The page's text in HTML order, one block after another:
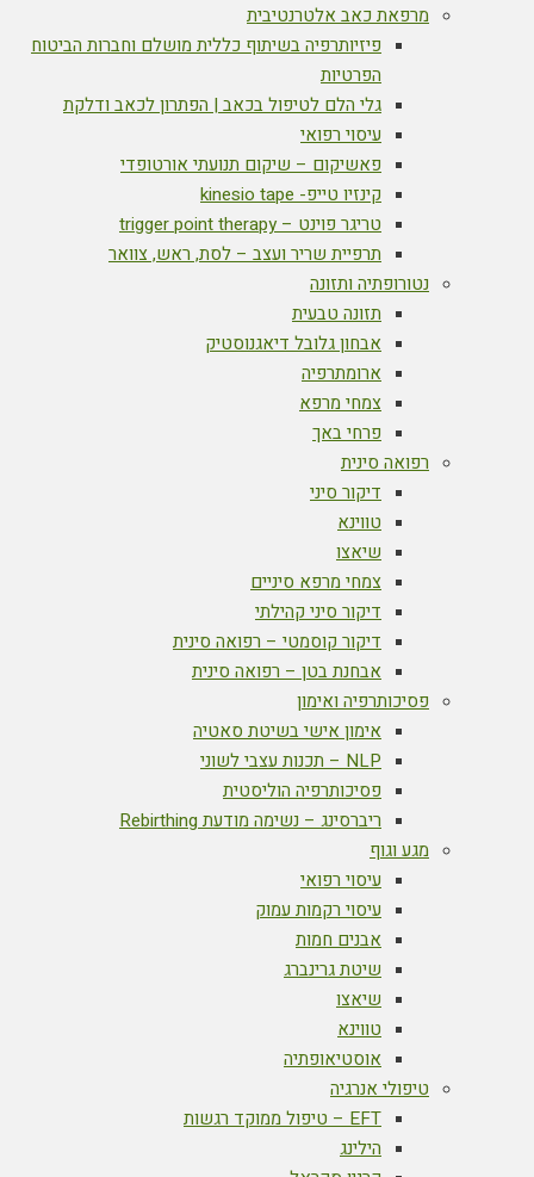
מרפאת כאב אלטרנטיבית
פיזיותרפיה בשיתוף כללית מושלם וחברות הביטוח
הפרטיות
גלי הלם לטיפול בכאב | הפתרון לכאב ודלקת
עיסוי רפואי
פאשיקום – שיקום תנועתי אורטופדי
קינזיו טייפ- kinesio tape
טריגר פוינט – trigger point therapy
תרפיית שריר ועצב – לסת, ראש, צוואר
נטורופתיה ותזונה
תזונה טבעית
אבחון גלובל דיאגנוסטיק
ארומתרפיה
צמחי מרפא
פרחי באך
רפואה סינית
דיקור סיני
טווינא
שיאצו
צמחי מרפא סיניים
דיקור סיני קהילתי
דיקור קוסמטי – רפואה סינית
אבחנת בטן – רפואה סינית
פסיכותרפיה ואימון
אימון אישי בשיטת סאטיה
NLP – תכנות עצבי לשוני
פסיכותרפיה הוליסטית
ריברסינג – נשימה מודעת Rebirthing
מגע וגוף
עיסוי רפואי
עיסוי רקמות עמוק
אבנים חמות
שיטת גרינברג
שיאצו
טווינא
אוסטיאופתיה
טיפולי אנרגיה
EFT – טיפול ממוקד רגשות
הילינג